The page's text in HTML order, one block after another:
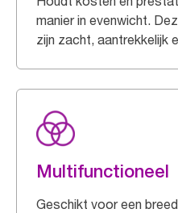
manier in evenwicht.
zijn zacht, aantrekkelijk
Multifunctioneel
Geschikt voor een